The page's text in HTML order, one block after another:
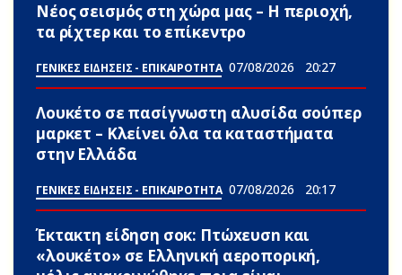
Νέος σεισμός στη χώρα μας – Η περιοχή,
τα ρίχτερ και το επίκεντρο
ΓΕΝΙΚΕΣ ΕΙΔΗΣΕΙΣ - ΕΠΙΚΑΙΡΟΤΗΤΑ 07/08/2026 20:27
Λουκέτο σε πασίγνωστη αλυσίδα σούπερ
μαρκετ – Κλείνει όλα τα καταστήματα
στην Ελλάδα
ΓΕΝΙΚΕΣ ΕΙΔΗΣΕΙΣ - ΕΠΙΚΑΙΡΟΤΗΤΑ 07/08/2026 20:17
Έκτακτη είδηση σoκ: Πτώxευσn και
«λουκέτο» σε Ελληνική αεροπορική,